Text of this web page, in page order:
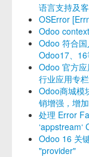
语言支持及
OSError
Odoo
Odoo 符合
Odoo17、16
Odoo 官方
行业应用专栏
Odoo商城模
销增强，增
处理 Error
Odoo 16 关
"provider"